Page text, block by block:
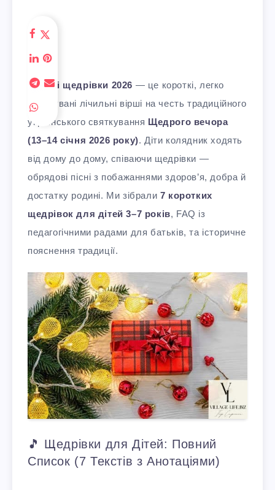
Дитячі щедрівки 2026 — це короткі, легко
розучувані лічильні вірші на честь традиційного
українського святкування Щедрого вечора
(13–14 січня 2026 року). Діти колядник ходять
від дому до дому, співаючи щедрівки —
обрядові пісні з побажаннями здоров’я, добра й
достатку родині. Ми зібрали 7 коротких
щедрівок для дітей 3–7 років, FAQ із
педагогічними радами для батьків, та історичне
пояснення традиції.
🎵 Щедрівки для Дітей: Повний
Список (7 Текстів з Анотаціями)